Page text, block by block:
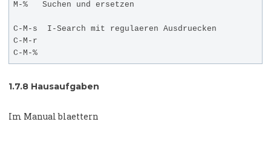
M-%   Suchen und ersetzen
C-M-s  I-Search mit regulaeren Ausdruecken
C-M-r
1.7.8 Hausaufgaben
Im Manual blaettern